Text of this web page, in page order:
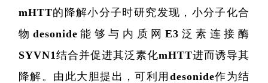
mHTT的降解小分子时研究发现，小分子化合
物desonide能够与内质网E3泛素连接酶
SYVN1结合并促进其泛素化mHTT进而诱导其
降解。由此大胆提出，可利用desonide作为结